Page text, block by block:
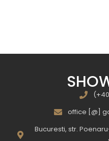
office [@]
Bucuresti, str.